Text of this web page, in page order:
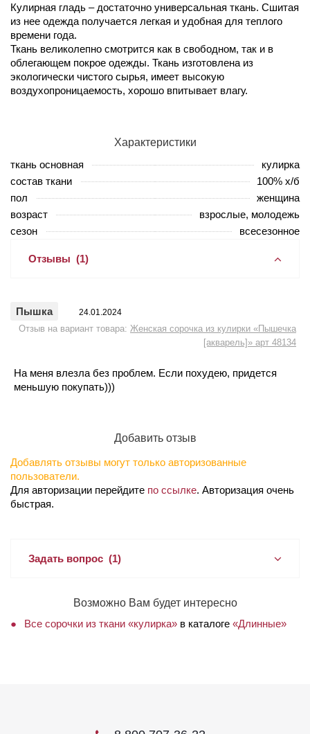
Кулирная гладь – достаточно универсальная ткань. Сшитая
из нее одежда получается легкая и удобная для теплого
времени года.
Ткань великолепно смотрится как в свободном, так и в
облегающем покрое одежды. Ткань изготовлена из
экологически чистого сырья, имеет высокую
воздухопроницаемость, хорошо впитывает влагу.
Характеристики
ткань основная
кулирка
состав ткани
100% х/б
пол
женщина
возраст
взрослые, молодежь
сезон
всесезонное
Отзывы (1)
Пышка 24.01.2024
Отзыв на вариант товара: Женская сорочка из кулирки «Пышечка
[акварель]» арт 48134
На меня влезла без проблем. Если похудею, придется
меньшую покупать)))
Добавить отзыв
Добавлять отзывы могут только авторизованные
пользователи.
Для авторизации перейдите по ссылке. Авторизация очень
быстрая.
Задать вопрос (1)
Возможно Вам будет интересно
Все сорочки из ткани «кулирка» в каталоге «Длинные»